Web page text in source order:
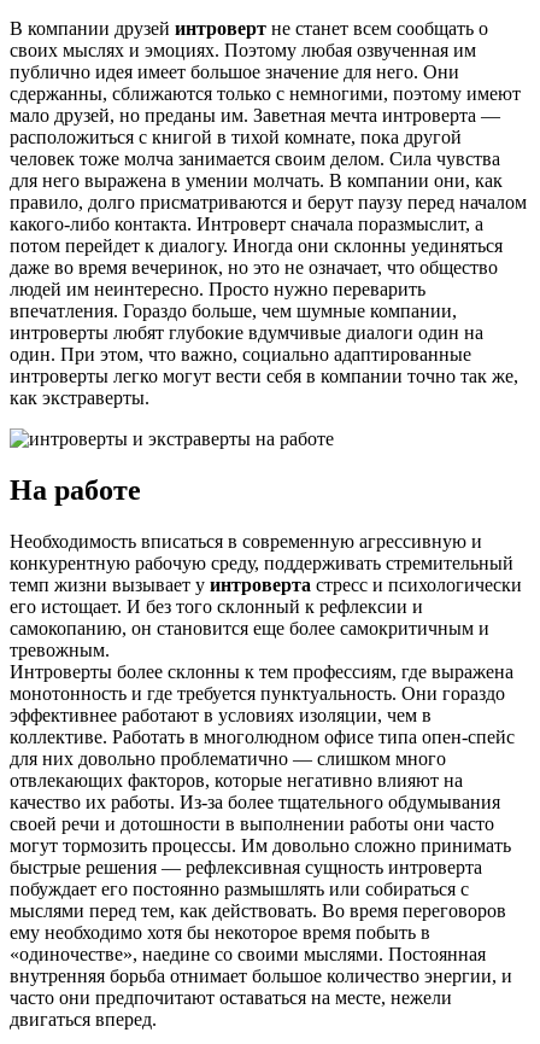
В компании друзей интроверт не станет всем сообщать о
своих мыслях и эмоциях. Поэтому любая озвученная им
публично идея имеет большое значение для него. Они
сдержанны, сближаются только с немногими, поэтому имеют
мало друзей, но преданы им. Заветная мечта интроверта —
расположиться с книгой в тихой комнате, пока другой
человек тоже молча занимается своим делом. Сила чувства
для него выражена в умении молчать. В компании они, как
правило, долго присматриваются и берут паузу перед началом
какого-либо контакта. Интроверт сначала поразмыслит, а
потом перейдет к диалогу. Иногда они склонны уединяться
даже во время вечеринок, но это не означает, что общество
людей им неинтересно. Просто нужно переварить
впечатления. Гораздо больше, чем шумные компании,
интроверты любят глубокие вдумчивые диалоги один на
один. При этом, что важно, социально адаптированные
интроверты легко могут вести себя в компании точно так же,
как экстраверты.
На работе
Необходимость вписаться в современную агрессивную и
конкурентную рабочую среду, поддерживать стремительный
темп жизни вызывает у интроверта стресс и психологически
его истощает. И без того склонный к рефлексии и
самокопанию, он становится еще более самокритичным и
тревожным.
Интроверты более склонны к тем профессиям, где выражена
монотонность и где требуется пунктуальность. Они гораздо
эффективнее работают в условиях изоляции, чем в
коллективе. Работать в многолюдном офисе типа опен-спейс
для них довольно проблематично — слишком много
отвлекающих факторов, которые негативно влияют на
качество их работы. Из-за более тщательного обдумывания
своей речи и дотошности в выполнении работы они часто
могут тормозить процессы. Им довольно сложно принимать
быстрые решения — рефлексивная сущность интроверта
побуждает его постоянно размышлять или собираться с
мыслями перед тем, как действовать. Во время переговоров
ему необходимо хотя бы некоторое время побыть в
«одиночестве», наедине со своими мыслями. Постоянная
внутренняя борьба отнимает большое количество энергии, и
часто они предпочитают оставаться на месте, нежели
двигаться вперед.